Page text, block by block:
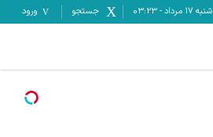
شنبه ۱۷ مرداد -
03:23 جستجو ورود